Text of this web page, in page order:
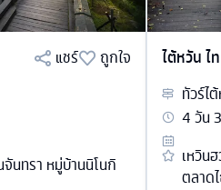
แชร์
ถูกใจ
นทรา หมู่บ้านนิโนกิ
ไต้หวัน ไ
ทัวร์ไ
4วัน3
เหวิน
ตลาด